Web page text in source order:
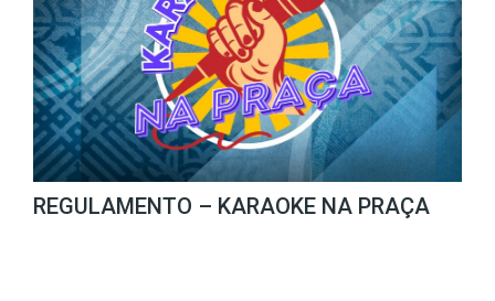
REGULAMENTO – KARAOKE NA PRAÇA